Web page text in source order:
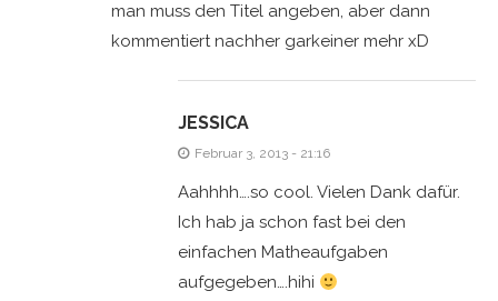
man muss den Titel angeben, aber dann
kommentiert nachher garkeiner mehr xD
JESSICA
Februar 3, 2013 - 21:16
Aahhhh….so cool. Vielen Dank dafür.
Ich hab ja schon fast bei den
einfachen Matheaufgaben
aufgegeben….hihi